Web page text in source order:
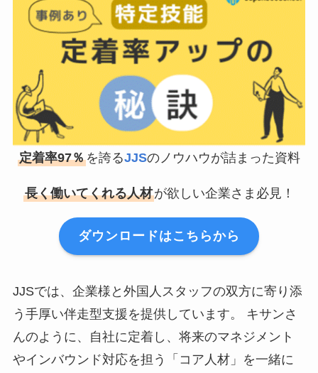
定着率97％を誇るJJSのノウハウが詰まった資料
長く働いてくれる人材が欲しい企業さま必見！
ダウンロードはこちらから
JJSでは、企業様と外国人スタッフの双方に寄り添
う手厚い伴走型支援を提供しています。 キサンさ
んのように、自社に定着し、将来のマネジメント
やインバウンド対応を担う「コア人材」を一緒に